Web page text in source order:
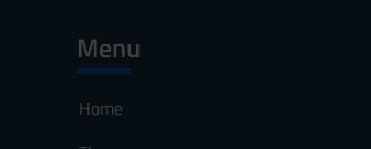
Menu
Home